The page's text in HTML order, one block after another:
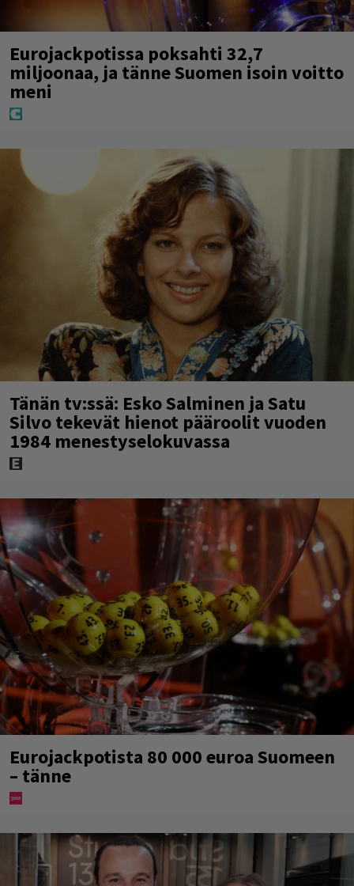
Eurojackpotissa poksahti 32,7
miljoonaa, ja tänne Suomen isoin voitto
meni
Tänän tv:ssä: Esko Salminen ja Satu
Silvo tekevät hienot pääroolit vuoden
1984 menestyselokuvassa
Eurojackpotista 80 000 euroa Suomeen
– tänne